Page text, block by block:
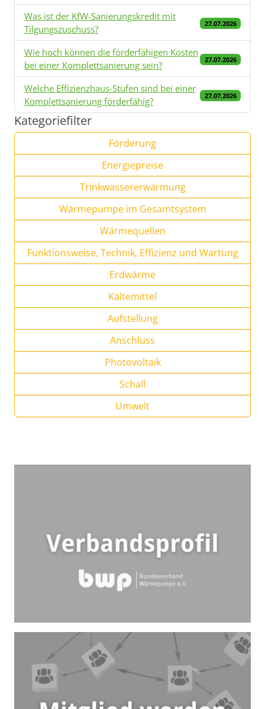
Was ist der KfW-Sanierungskredit mit
Tilgungszuschuss?
27.07.2026
Wie hoch können die förderfähigen Kosten
bei einer Komplettsanierung sein?
27.07.2026
Welche Effizienzhaus-Stufen sind bei einer
Komplettsanierung förderfähig?
27.07.2026
Kategoriefilter
Förderung
Energiepreise
Trinkwassererwärmung
Wärmepumpe im Gesamtsystem
Wärmequellen
Funktionsweise, Technik, Effizienz und Wartung
Erdwärme
Kältemittel
Aufstellung
Anschluss
Photovoltaik
Schall
Umwelt